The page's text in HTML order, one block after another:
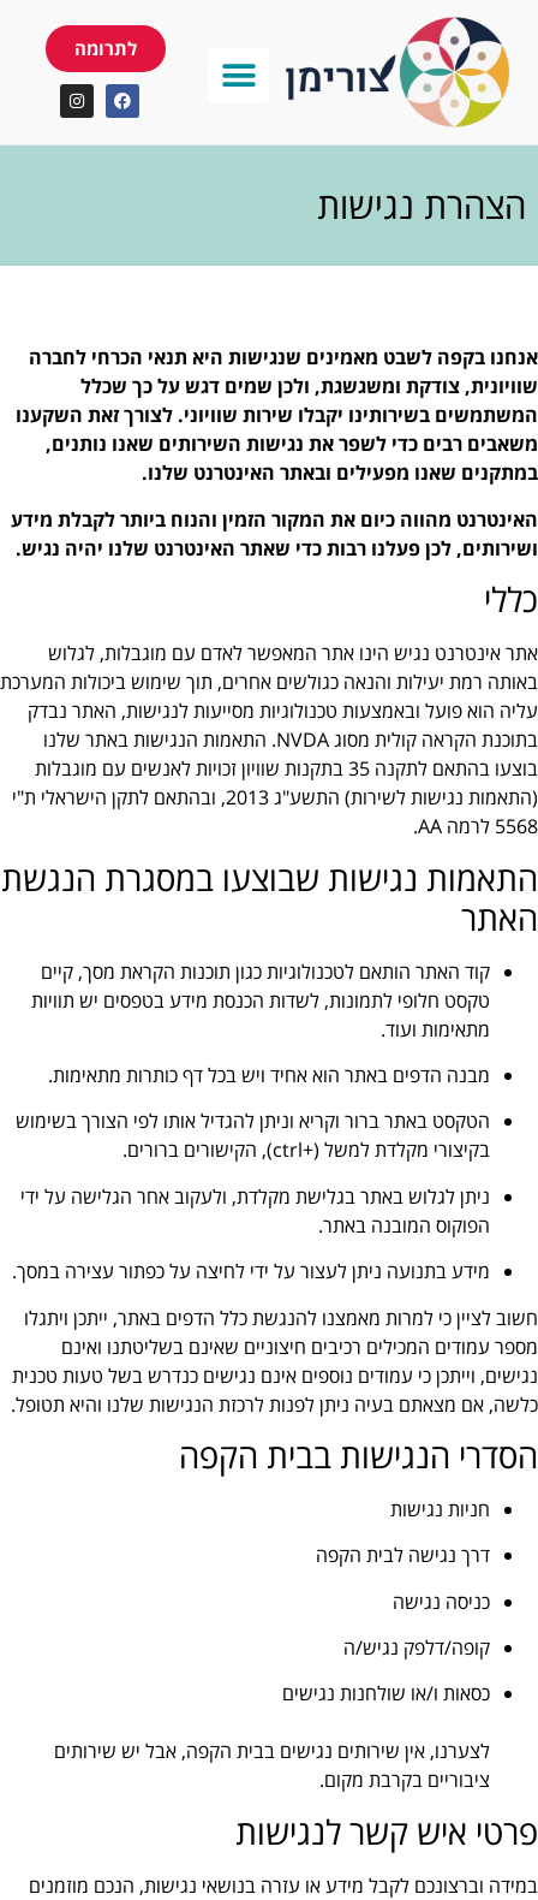
לתרומה
הצהרת נגישות
אנחנו בקפה לשבט מאמינים שנגישות היא תנאי הכרחי לחברה
שוויונית, צודקת ומשגשגת, ולכן שמים דגש על כך שכלל
המשתמשים בשירותינו יקבלו שירות שוויוני. לצורך זאת השקענו
משאבים רבים כדי לשפר את נגישות השירותים שאנו נותנים,
במתקנים שאנו מפעילים ובאתר האינטרנט שלנו.
האינטרנט מהווה כיום את המקור הזמין והנוח ביותר לקבלת מידע
ושירותים, לכן פעלנו רבות כדי שאתר האינטרנט שלנו יהיה נגיש.
כללי
אתר אינטרנט נגיש הינו אתר המאפשר לאדם עם מוגבלות, לגלוש
באותה רמת יעילות והנאה כגולשים אחרים, תוך שימוש ביכולות המערכת
עליה הוא פועל ובאמצעות טכנולוגיות מסייעות לנגישות, האתר נבדק
בתוכנת הקראה קולית מסוג NVDA. התאמות הנגישות באתר שלנו
בוצעו בהתאם לתקנה 35 בתקנות שוויון זכויות לאנשים עם מוגבלות
(התאמות נגישות לשירות) התשע"ג 2013, ובהתאם לתקן הישראלי ת"י
5568 לרמה AA.
התאמות נגישות שבוצעו במסגרת הנגשת
האתר
קוד האתר הותאם לטכנולוגיות כגון תוכנות הקראת מסך, קיים
טקסט חלופי לתמונות, לשדות הכנסת מידע בטפסים יש תוויות
מתאימות ועוד.
מבנה הדפים באתר הוא אחיד ויש בכל דף כותרות מתאימות.
הטקסט באתר ברור וקריא וניתן להגדיל אותו לפי הצורך בשימוש
בקיצורי מקלדת למשל (+ctrl), הקישורים ברורים.
ניתן לגלוש באתר בגלישת מקלדת, ולעקוב אחר הגלישה על ידי
הפוקוס המובנה באתר.
מידע בתנועה ניתן לעצור על ידי לחיצה על כפתור עצירה במסך.
חשוב לציין כי למרות מאמצנו להנגשת כלל הדפים באתר, ייתכן ויתגלו
מספר עמודים המכילים רכיבים חיצוניים שאינם בשליטתנו ואינם
נגישים, וייתכן כי עמודים נוספים אינם נגישים כנדרש בשל טעות טכנית
כלשה, אם מצאתם בעיה ניתן לפנות לרכזת הנגישות שלנו והיא תטופל.
הסדרי הנגישות בבית הקפה
חניות נגישות
דרך נגישה לבית הקפה
כניסה נגישה
קופה/דלפק נגיש/ה
כסאות ו/או שולחנות נגישים
לצערנו, אין שירותים נגישים בבית הקפה, אבל יש שירותים
ציבוריים בקרבת מקום.
פרטי איש קשר לנגישות
במידה וברצונכם לקבל מידע או עזרה בנושאי נגישות, הנכם מוזמנים